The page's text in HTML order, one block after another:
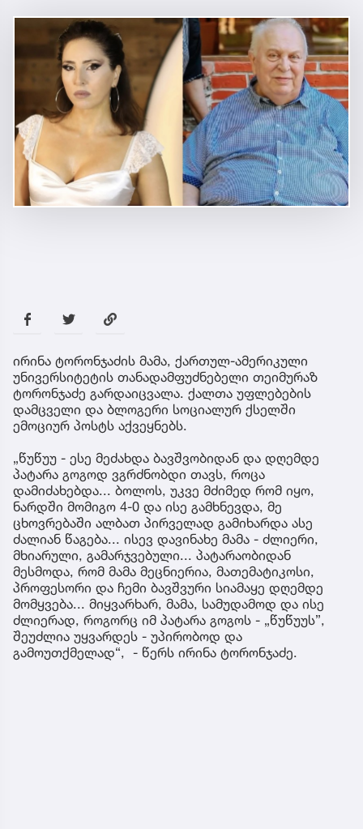
ირინა ტორონჯაძის მამა, ქართულ-ამერიკული
უნივერსიტეტის თანადამფუძნებელი თეიმურაზ
ტორონჯაძე გარდაიცვალა. ქალთა უფლებების
დამცველი და ბლოგერი სოციალურ ქსელში
ემოციურ პოსტს აქვეყნებს.
„წუწუუ - ესე მეძახდა ბავშვობიდან და დღემდე
პატარა გოგოდ ვგრძნობდი თავს, როცა
დამიძახებდა... ბოლოს, უკვე მძიმედ რომ იყო,
ნარდში მომიგო 4-0 და ისე გამხნევდა, მე
ცხოვრებაში ალბათ პირველად გამიხარდა ასე
ძალიან წაგება... ისევ დავინახე მამა - ძლიერი,
მხიარული, გამარჯვებული... პატარაობიდან
მესმოდა, რომ მამა მეცნიერია, მათემატიკოსი,
პროფესორი და ჩემი ბავშვური სიამაყე დღემდე
მომყვება... მიყვარხარ, მამა, სამუდამოდ და ისე
ძლიერად, როგორც იმ პატარა გოგოს - „წუწუუს”,
შეუძლია უყვარდეს - უპირობოდ და
გამოუთქმელად“, - წერს ირინა ტორონჯაძე.